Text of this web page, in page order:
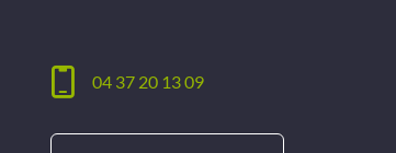
04 37 20 13 09